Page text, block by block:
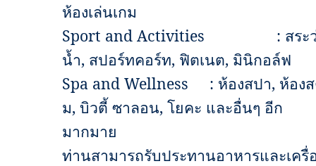
ห้องเล่นเกม
Sport and Activities
: สระ
น้ำ, สปอร์ทคอร์ท, ฟิตเนต, มินิกอล์ฟ
Spa and Wellness
: ห้องสปา, ห้อง
ม, บิวตี้ ซาลอน, โยคะ และอื่นๆ อีก
มากมาย
ท่านสามารถรับประทานอาหารและเครื่